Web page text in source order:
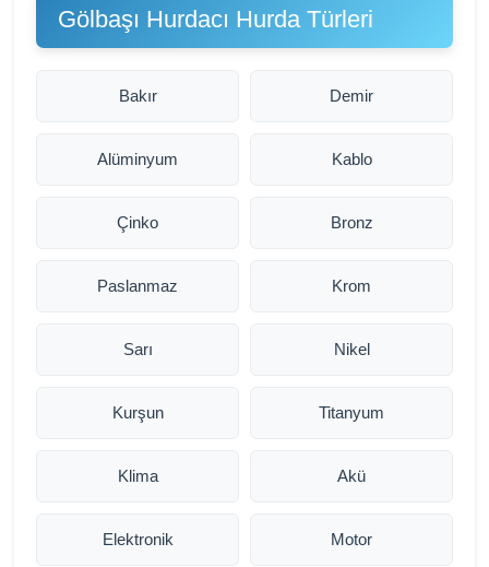
Gölbaşı Hurdacı Hurda Türleri
Bakır Demir
Alüminyum Kablo
Çinko Bronz
Paslanmaz Krom
Sarı Nikel
Kurşun Titanyum
Klima Akü
Elektronik Motor